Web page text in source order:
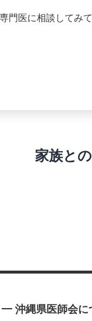
門医に相談してみ
家族と
沖縄県医師会に